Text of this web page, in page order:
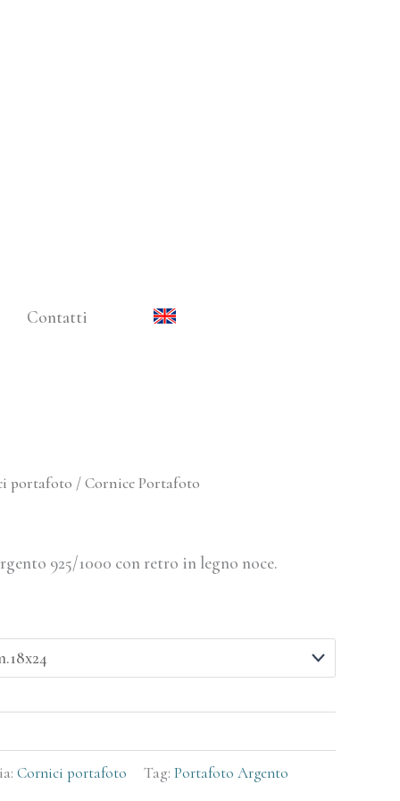
Contatti
portafoto / Cornice Portafoto
925/1000 con retro in legno noce.
Cornici portafoto Tag: Portafoto Argento